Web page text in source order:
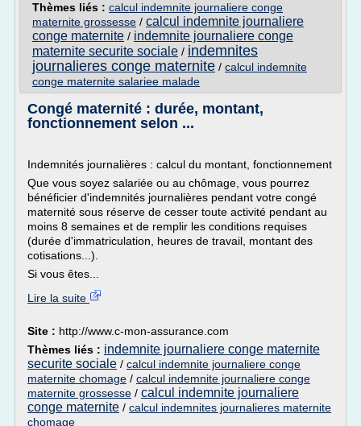
Thèmes liés : calcul indemnite journaliere conge
maternite grossesse / calcul indemnite journaliere
conge maternite / indemnite journaliere conge
maternite securite sociale / indemnites
journalieres conge maternite / calcul indemnite
conge maternite salariee malade
Congé maternité : durée, montant,
fonctionnement selon ...
Indemnités journalières : calcul du montant, fonctionnement
Que vous soyez salariée ou au chômage, vous pourrez
bénéficier d'indemnités journalières pendant votre congé
maternité sous réserve de cesser toute activité pendant au
moins 8 semaines et de remplir les conditions requises
(durée d'immatriculation, heures de travail, montant des
cotisations...).
Si vous êtes...
Lire la suite
Site : http://www.c-mon-assurance.com
Thèmes liés : indemnite journaliere conge maternite
securite sociale / calcul indemnite journaliere conge
maternite chomage / calcul indemnite journaliere conge
maternite grossesse / calcul indemnite journaliere
conge maternite / calcul indemnites journalieres maternite
chomage